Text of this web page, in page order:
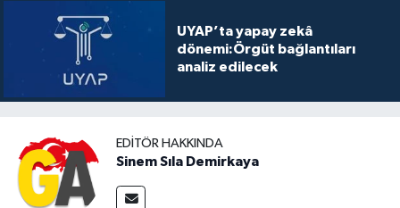
UYAP’ta yapay zekâ
dönemi:Örgüt bağlantıları
analiz edilecek
EDITÖR HAKKINDA
Sinem Sıla Demirkaya